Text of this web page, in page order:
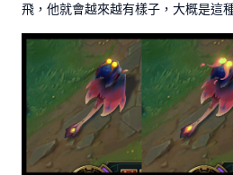
飛，他就會越來越有樣子，大概是這